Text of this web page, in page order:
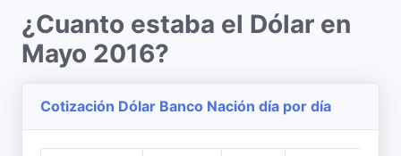
¿Cuanto estaba el Dólar en
Mayo 2016?
Cotización Dólar Banco Nación día por día